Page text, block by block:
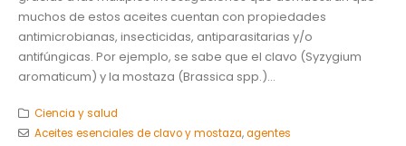
muchos de estos aceites cuentan con propiedades
antimicrobianas, insecticidas, antiparasitarias y/o
antifúngicas. Por ejemplo, se sabe que el clavo (Syzygium
aromaticum) y la mostaza (Brassica spp.)...
Ciencia y salud
Aceites esenciales de clavo y mostaza,agentes